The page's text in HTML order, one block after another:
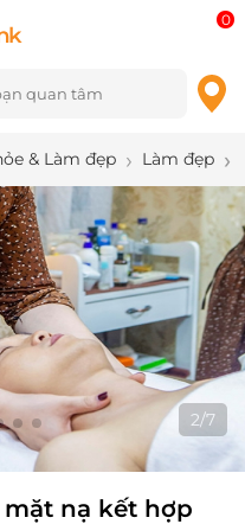
0
& Làm đẹp Làm đẹp
2/7
nạ kết hợp